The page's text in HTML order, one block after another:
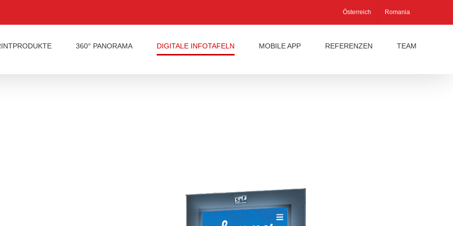
Österreich Romania
360° PANORAMA DIGITALE INFOTAFELN MOBILE APP REFERENZEN TEAM